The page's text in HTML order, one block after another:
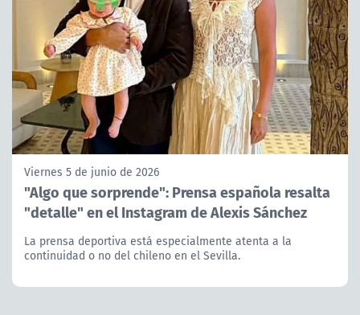
Viernes 5 de junio de 2026
"Algo que sorprende": Prensa española resalta
"detalle" en el Instagram de Alexis Sánchez
La prensa deportiva está especialmente atenta a la
continuidad o no del chileno en el Sevilla.